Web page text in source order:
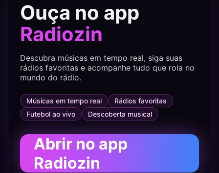
Ouça no app
Radiozin
Descubra músicas em tempo real, siga suas
rádios favoritas e acompanhe tudo que rola no
mundo do rádio.
Músicas em tempo real
Rádios favoritas
Futebol ao vivo
Descoberta musical
Abrir no app
Radiozin